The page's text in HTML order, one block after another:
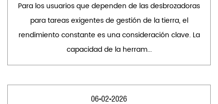
Para los usuarios que dependen de las desbrozadoras
para tareas exigentes de gestión de la tierra, el
rendimiento constante es una consideración clave. La
capacidad de la herram...
06-02-2026